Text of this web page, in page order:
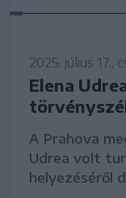
2025. július
Elena
A Prahova
Udrea volt
helyezéséről